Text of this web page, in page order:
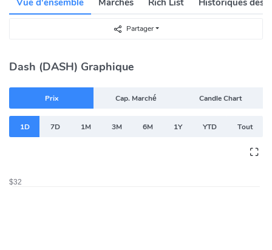
Partager
Dash (DASH) Graphique
Prix Cap. Marché Candle Chart
1D 7D 1M 3M 6M 1Y YTD Tout